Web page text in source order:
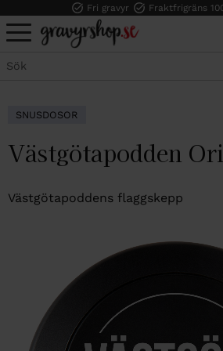
Meny
Fri gravyr Fraktfrigräns
SNUSDOSOR
Västgötapodden
Västgötapoddens flaggskepp